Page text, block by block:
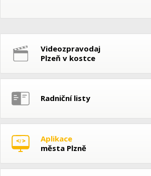
Videozpravodaj
Plzeň v kostce
Radniční listy
Aplikace
města Plzně